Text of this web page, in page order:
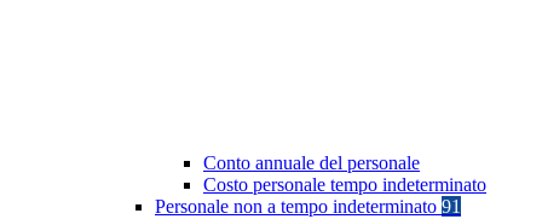
Conto annuale del personale
Costo personale tempo indeterminato
Personale non a tempo indeterminato 91